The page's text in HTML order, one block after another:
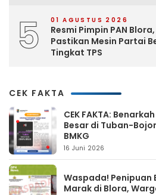
5 01 AGUSTUS 2026
Resmi Pimpin PAN
Pastikan Mesin Partai
Tingkat TPS
CEK FAKTA
CEK FAKTA:
Besar di Tuban-
BMKG
16 Juni 2026
Waspada! Penipuan
Marak di Blora,